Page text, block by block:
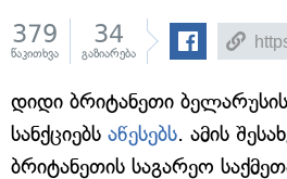
379
წაკითხვა
34
გაზიარება
დიდი ბრიტანეთი
სანქციებს აწესებს. ამის
ბრიტანეთის საგარეო